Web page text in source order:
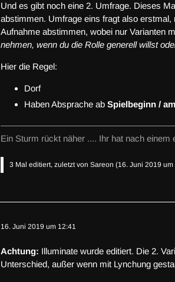
Und es gibt noch eine 2. Umfrage. Dieses
abstimmen. Umfrage eins fragt also
Aufnahme abstimmen, wobei nur Varianten
nehmen, wenn du die Rolle generell willst
Hier die Regel:
Dorf
Haben Absprache abSpielbeginn /
Ein Sturm rückt näher .... Ihr hat nach
3 Mal editiert, zuletzt vonSareon (16. Juni 2019
16. Juni 2019 um 12:41
Achtung: Illuminate wurde editiert. Die 2.
Unterschied, außer wenn mit Lynchung